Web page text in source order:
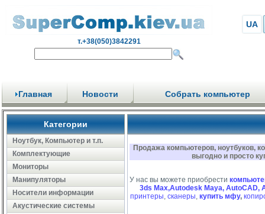
т.+38(050)3842291
UA
Главная Новости Собрать компьютер
Категории
Ноутбук, Компьютер и т.п.
Комплектующие
Мониторы
Манипуляторы
Носители информации
Акустические системы
Продажа компьютеров, ноутбуков,
выгодно и просто
У нас вы можете приобрести
3ds Max,Autodesk Maya, AutoCAD,
принтеры, сканеры, купить мфу,